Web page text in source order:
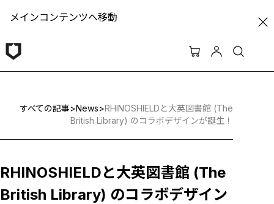
メインコンテンツへ移動
すべての記事>News>RHINOSHIELDと大英図書館 (The
British Library) のコラボデザインが誕生！
RHINOSHIELDと大英図書館 (The
British Library) のコラボデザイン